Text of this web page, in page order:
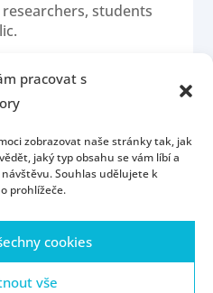
pracovat s
zobrazovat naše stránky tak, jak
jaký typ obsahu se vám líbí a
Souhlas udělujete k
prohlížeče.
cookies
vše
students
People
Portál ZČU